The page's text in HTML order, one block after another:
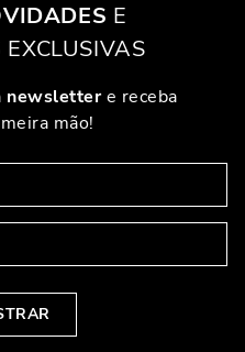
E
EXCLUSIVAS
newslettere receba
mão!